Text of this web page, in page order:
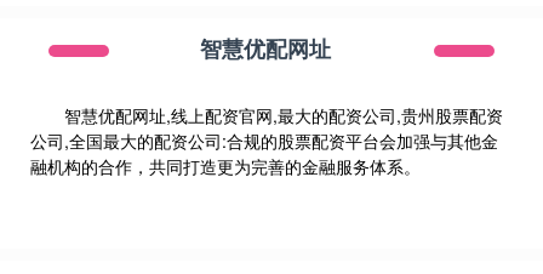
智慧优配网址
智慧优配网址,线上配资官网,最大的配资公司,贵州股票配资
公司,全国最大的配资公司:合规的股票配资平台会加强与其他金
融机构的合作，共同打造更为完善的金融服务体系。